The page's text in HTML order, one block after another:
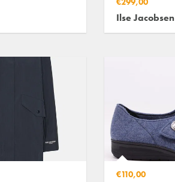
Ilse Jacobsen
€110,00